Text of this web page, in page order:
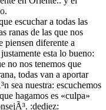
escuchar a todas las
ranas de las que nos
piensen diferente a
esta lo bueno:
no nos tenemos que
todas van a aportar
sea nuestra: escuchemos
hagamos es «culpa»
:dediez: